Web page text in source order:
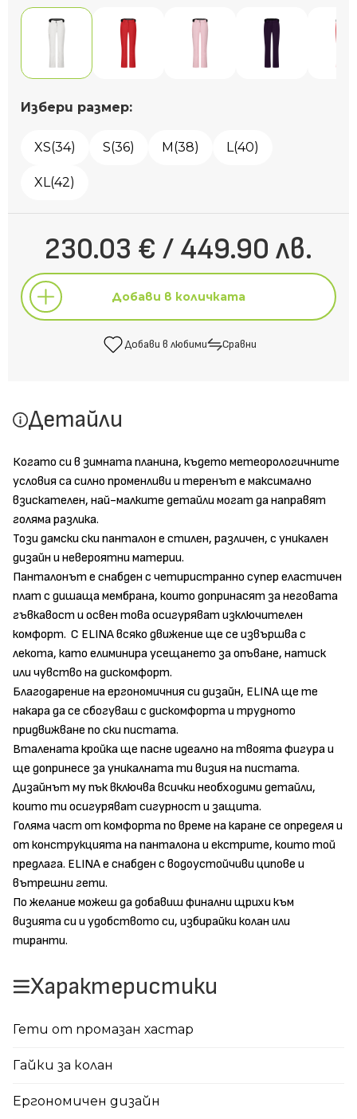
Избери размер:
XS(34) S(36) M(38) L(40)
XL(42)
230.03 € / 449.90 лв.
Добави в количката
Добави в любими Сравни
Детайли
Когато си в зимната планина, където метеорологичните
условия са силно променливи и теренът е максимално
взискателен, най-малките детайли могат да направят
голяма разлика.
Този дамски ски панталон е стилен, различен, с уникален
дизайн и невероятни материи.
Панталонът е снабден с четиристранно супер еластичен
плат с дишаща мембрана, които допринасят за неговата
гъвкавост и освен това осигуряват изключителен
комфорт. С ELINA всяко движение ще се извършва с
лекота, като елиминира усещането за опъване, натиск
или чувство на дискомфорт.
Благодарение на ергономичния си дизайн, ELINA ще те
накара да се сбогуваш с дискомфорта и трудното
придвижване по ски пистата.
Вталената кройка ще пасне идеално на твоята фигура и
ще допринесе за уникалната ти визия на пистата.
Дизайнът му пък включва всички необходими детайли,
които ти осигуряват сигурност и защита.
Голяма част от комфорта по време на каране се определя и
от конструкцията на панталона и екстрите, които той
предлага. ELINA е снабден с водоустойчиви ципове и
вътрешни гети.
По желание можеш да добавиш финални щрихи към
визията си и удобството си, избирайки колан или
тиранти.
Характеристики
Гети от промазан хастар
Гайки за колан
Ергономичен дизайн